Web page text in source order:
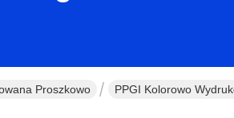
Proszkowo PPGI Kolorowo